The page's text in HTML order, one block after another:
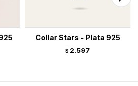
Collar Stars - Plata 925
$ 2.597